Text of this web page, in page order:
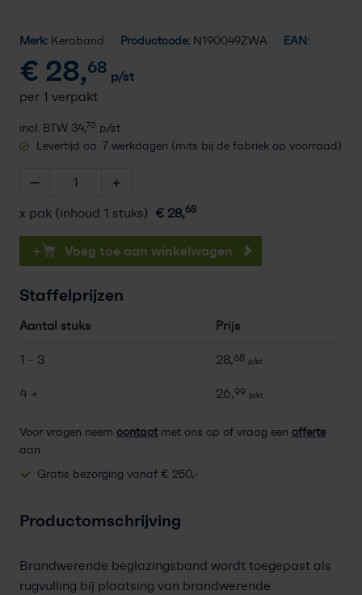
Merk: Keraband Productcode: N190049ZWA EAN:
€ 28,68 p/st
per 1 verpakt
incl. BTW 34,70 p/st
Levertijd ca. 7 werkdagen (mits bij de fabriek op voorraad)
x pak (inhoud 1 stuks) € 28,68
+ Voeg toe aan winkelwagen
Staffelprijzen
Aantal stuks Prijs
1 - 3 28,68 p/st
4 + 26,99 p/st
Voor vragen neem contactmet ons op of vraag een offerte
aan
Gratis bezorging vanaf € 250,-
Productomschrijving
Brandwerende beglazingsband wordt toegepast als
rugvulling bij plaatsing van brandwerende